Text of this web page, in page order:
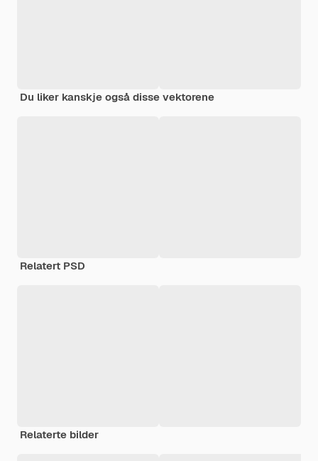
Du liker kanskje også disse vektorene
Relatert PSD
Relaterte bilder